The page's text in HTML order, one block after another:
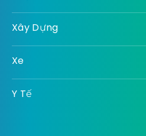
Xây Dựng
Xe
Y Tế